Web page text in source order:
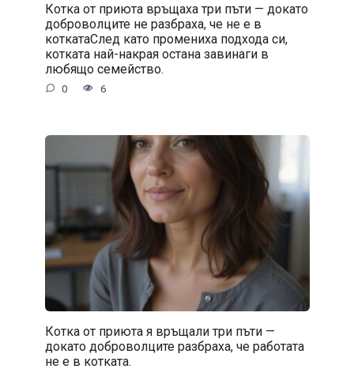
Котка от приюта връщаха три пъти — докато
доброволците не разбраха, че не е в
коткатаСлед като промениха подхода си,
котката най-накрая остана завинаги в
любящо семейство.
0 6
Котка от приюта я връщали три пъти —
докато доброволците разбраха, че работата
не е в котката.